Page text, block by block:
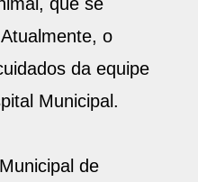
o
da equipe
Municipal.
de